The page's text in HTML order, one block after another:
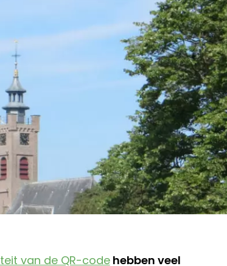
van de QR-codehebben veel